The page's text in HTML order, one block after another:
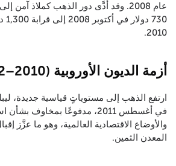
عام 2008. وقد أدَّى دور الذهب كملاذ
2010.
أزمة الديون الأوروبية (2010–2012)
في أغسطس 2011، مدفوعًا بمخاوف
والأوضاع الاقتصادية العالمية، وهو ما عزَّز
المعدن الثمين.